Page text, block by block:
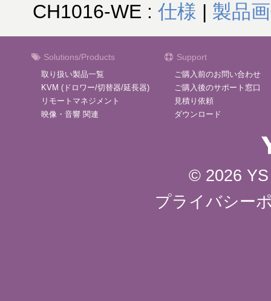
CH1016-WE : 仕様 | 製品
Solutions/Products
取り扱い製品一覧
KVM (ドロワー/切替器/延長器)
リモートマネジメント
映像・音響 関連
Support
ご購入前のお問い合わせ
ご購入後のサポート窓口
見積り依頼
ダウンロード
© 2026
プライバシー